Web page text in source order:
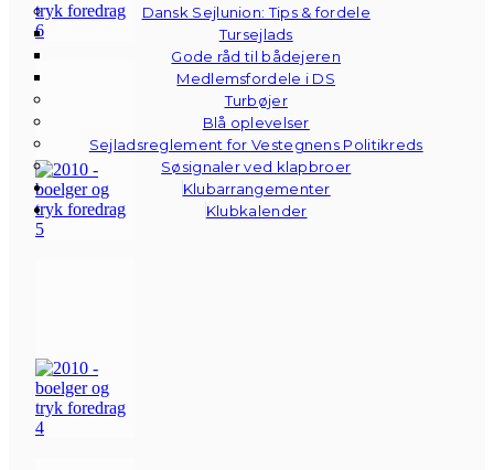
Dansk Sejlunion: Tips & fordele
Tursejlads
Gode råd til bådejeren
Medlemsfordele i DS
Turbøjer
Blå oplevelser
Sejladsreglement for Vestegnens Politikreds
Søsignaler ved klapbroer
Klubarrangementer
Klubkalender